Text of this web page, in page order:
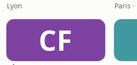
Lyon Paris
CF